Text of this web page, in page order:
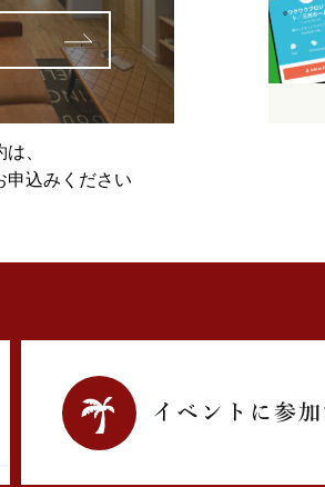
、
申込みください